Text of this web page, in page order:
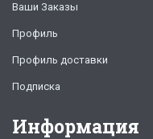
Ваши Заказы
Профиль
Профиль доставки
Подписка
Информация